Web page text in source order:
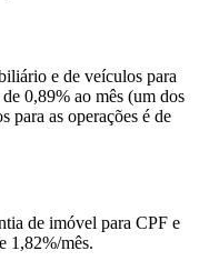
e de veículos para
0,89% ao mês (um dos
para as operações é de
de imóvel para CPF e
1,82%/mês.